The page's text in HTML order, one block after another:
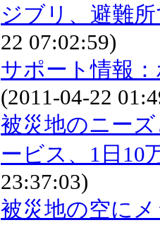
ジブリ、避難
22 07:02:59)
サポート情報
(2011-04-22
被災地のニー
ービス、1日10
23:37:03)
被災地の空に